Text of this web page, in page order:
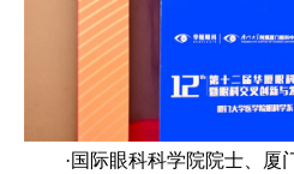
·国际眼科科学院院士、厦